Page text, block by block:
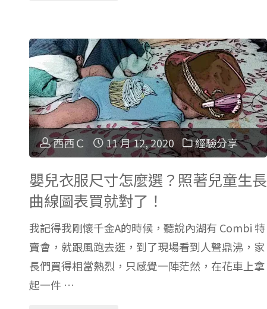
旅
遊
＋
增
進
文
化
世
西西Ｃ 11 月 12, 2020 經驗分享
嬰兒衣服尺寸怎麼選？照著兒童生長
曲線圖表買就對了！
我記得我剛懷千金A的時候，聽說內湖有 Combi 特
賣會，就跟風跑去逛，到了現場看到人聲鼎沸，家
長們買得相當熱烈，只感覺一陣茫然，在花車上拿
起一件 …